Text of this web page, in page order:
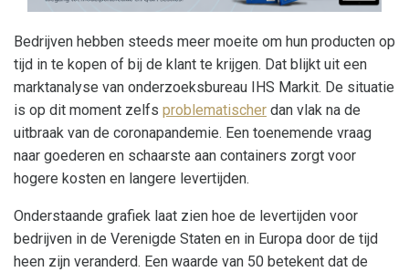
Bedrijven hebben steeds meer moeite om hun producten op
tijd in te kopen of bij de klant te krijgen. Dat blijkt uit een
marktanalyse van onderzoeksbureau IHS Markit. De situatie
is op dit moment zelfs problematischer dan vlak na de
uitbraak van de coronapandemie. Een toenemende vraag
naar goederen en schaarste aan containers zorgt voor
hogere kosten en langere levertijden.
Onderstaande grafiek laat zien hoe de levertijden voor
bedrijven in de Verenigde Staten en in Europa door de tijd
heen zijn veranderd. Een waarde van 50 betekent dat de